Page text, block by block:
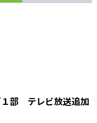
部 テレビ放送追加